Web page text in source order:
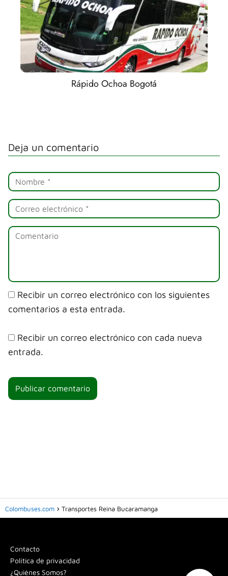
Rápido Ochoa Bogotá
Deja un comentario
Recibir un correo electrónico con los siguientes
comentarios a esta entrada.
Recibir un correo electrónico con cada nueva
entrada.
Colombuses.com Transportes Reina Bucaramanga
Contacto
Política de privacidad
¿Quiénes Somos?